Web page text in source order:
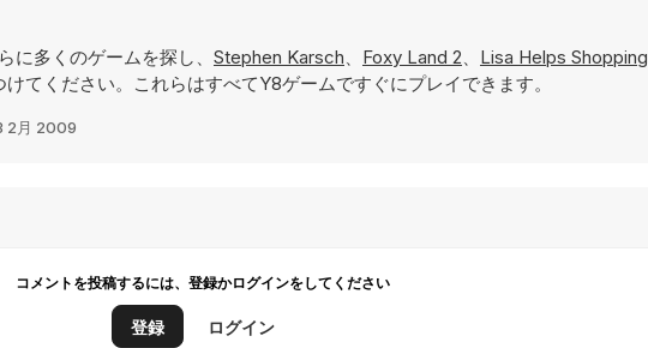
に多くのゲームを探し、 Stephen Karsch、 Foxy Land 2、 Lisa Helps Shopping
てください。これらはすべてY8ゲームですぐにプレイできます。
2月 2009
コメントを投稿するには、登録かログインをしてください
登録 ログイン